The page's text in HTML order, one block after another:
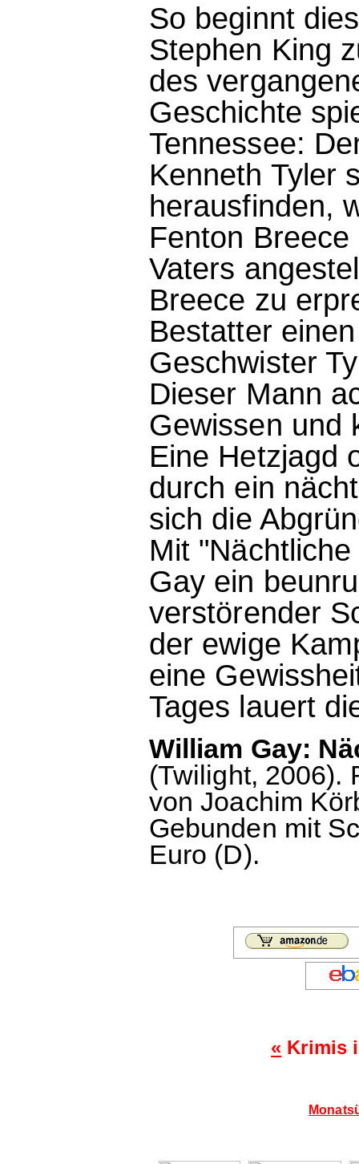
So beginnt
Stephen King
des
Geschichte
Tennessee:
Kenneth Tyler
herausfinden,
Fenton
Vaters
Breece zu
Bestatter
Geschwister
Dieser Mann
Gewissen und
Eine Hetzjagd
durch ein
sich die
Mit
Gay ein
verstörender
der ewige
eine
Tages lauert
William Gay:
(Twilight, 2006).
von Joachim
Gebunden mit
Euro (D).
« Krimis